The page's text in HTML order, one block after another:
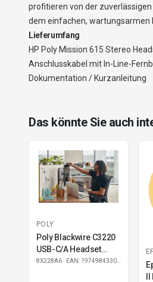
profitieren von der
dem einfachen, wartungsarmen
Lieferumfang
HP Poly Mission 615 Stereo
Anschlusskabel mit In-Line-
Dokumentation / Kurzanleitung
Das könnte Sie auch
POLY
Poly Blackwire C3220
USB-C/A Headset
(Bulk)
8X228A6 · EAN: 197498433073